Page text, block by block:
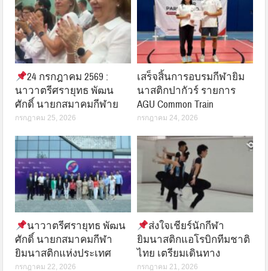
24 กรกฎาคม 2569 :
นาวาตรีศรายุทธ พัฒน
ศักดิ์ นายกสมาคมกีฬาย
กรกฎาคม 25, 2026
เสร็จสิ้นการอบรมกีฬายิม
นาสติกปากัวร์ รายการ
AGU Common Train
กรกฎาคม 24, 2026
นาวาตรีศรายุทธ พัฒน
ศักดิ์ นายกสมาคมกีฬา
ยิมนาสติกแห่งประเทศ
กรกฎาคม 22, 2026
ส่งใจเชียร์นักกีฬา
ยิมนาสติกแอโรบิกทีมชาติ
ไทย เตรียมเดินทาง
กรกฎาคม 21, 2026